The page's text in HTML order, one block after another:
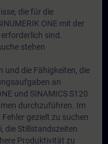
die für die
ONE mit der
sind.
stehen
und die Fähigkeiten, die
an
und SINAMICS S120
durchzuführen. Im
gezielt zu suchen
die Stillstandszeiten
Produktivität zu